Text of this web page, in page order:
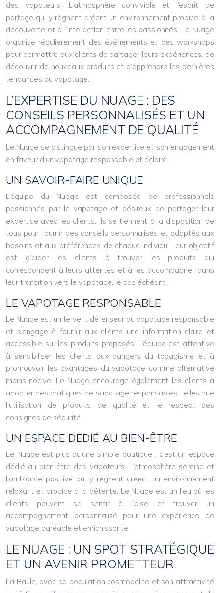
des vapoteurs. L’atmosphère conviviale et l’esprit de
partage qui y règnent créent un environnement propice à la
découverte et à l’interaction entre les passionnés. Le Nuage
organise régulièrement des événements et des workshops
pour permettre aux clients de partager leurs expériences, de
découvrir de nouveaux produits et d’apprendre les dernières
tendances du vapotage.
L’EXPERTISE DU NUAGE : DES
CONSEILS PERSONNALISÉS ET UN
ACCOMPAGNEMENT DE QUALITÉ
Le Nuage se distingue par son expertise et son engagement
en faveur d’un vapotage responsable et éclairé.
UN SAVOIR-FAIRE UNIQUE
L’équipe du Nuage est composée de professionnels
passionnés par le vapotage et désireux de partager leur
expertise avec les clients. Ils se tiennent à la disposition de
tous pour fournir des conseils personnalisés et adaptés aux
besoins et aux préférences de chaque individu. Leur objectif
est d’aider les clients à trouver les produits qui
correspondent à leurs attentes et à les accompagner dans
leur transition vers le vapotage, le cas échéant.
LE VAPOTAGE RESPONSABLE
Le Nuage est un fervent défenseur du vapotage responsable
et s’engage à fournir aux clients une information claire et
accessible sur les produits proposés. L’équipe est attentive
à sensibiliser les clients aux dangers du tabagisme et à
promouvoir les avantages du vapotage comme alternative
moins nocive. Le Nuage encourage également les clients à
adopter des pratiques de vapotage responsables, telles que
l’utilisation de produits de qualité et le respect des
consignes de sécurité.
UN ESPACE DEDIÉ AU BIEN-ÊTRE
Le Nuage est plus qu’une simple boutique ; c’est un espace
dédié au bien-être des vapoteurs. L’atmosphère sereine et
l’ambiance positive qui y règnent créent un environnement
relaxant et propice à la détente. Le Nuage est un lieu où les
clients peuvent se sentir à l’aise et trouver un
accompagnement personnalisé pour une expérience de
vapotage agréable et enrichissante.
LE NUAGE : UN SPOT STRATÉGIQUE
ET UN AVENIR PROMETTEUR
La Baule, avec sa population cosmopolite et son attractivité